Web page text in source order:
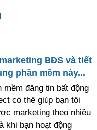
BĐS và tiết
phần mềm này...
mềm đăng tin bất động
có thể giúp bạn tối
marketing theo nhiều
khi bạn hoạt động